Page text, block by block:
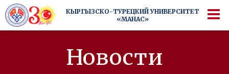
КЫРГЫЗСКО-ТУРЕЦКИЙУНИВЕРСИТЕТ
«МАНАС»
КЫРГЫЗСКО-ТУРЕЦКИЙ
УНИВЕРСИТЕТ «МАНАС»
Больше, чем просто университет
Новости